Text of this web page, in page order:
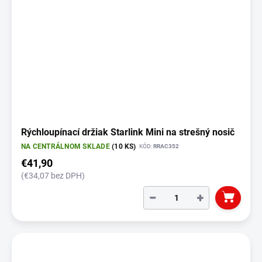
Rýchloupínací držiak Starlink Mini na strešný nosič
NA CENTRÁLNOM SKLADE(10 KS) KÓD:RRAC352
€41,90
(€34,07 bez DPH)
+
−